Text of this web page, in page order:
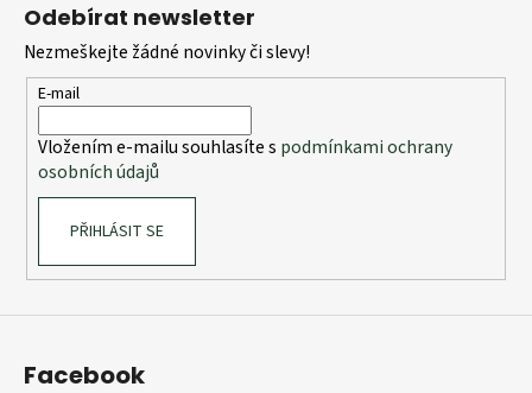
Odebírat newsletter
Nezmeškejte žádné novinky či slevy!
E-mail
Vložením e-mailu souhlasíte s podmínkami ochrany
osobních údajů
PŘIHLÁSIT SE
Facebook